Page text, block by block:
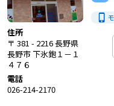
住所
〒 381 - 2216 長野県
長野市 下氷鉋１－１
４７６
電話
026-214-2170
phone_iphone